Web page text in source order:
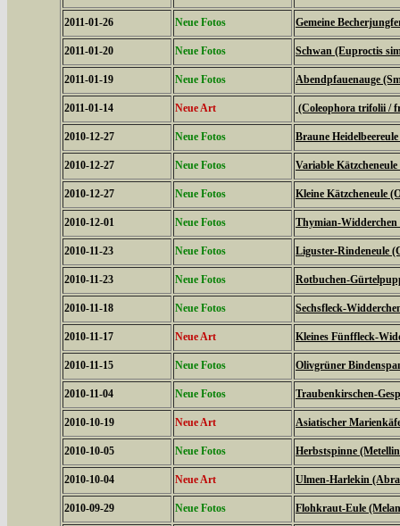
2011-01-26 Neue Fotos Gemeine
2011-01-20 Neue Fotos Schwan (Euproctis
2011-01-19 Neue Fotos Abendpfauenauge
2011-01-14 Neue Art (Coleophora trifolii /
2010-12-27 Neue Fotos Braune
2010-12-27 Neue Fotos Variable
2010-12-27 Neue Fotos Kleine Kätzcheneule
2010-12-01 Neue Fotos Thymian-
2010-11-23 Neue Fotos Liguster-Rindeneule
2010-11-23 Neue Fotos Rotbuchen-
2010-11-18 Neue Fotos Sechsfleck-
2010-11-17 Neue Art Kleines Fünffleck-
2010-11-15 Neue Fotos Olivgrüner
2010-11-04 Neue Fotos Traubenkirschen-
2010-10-19 Neue Art Asiatischer
2010-10-05 Neue Fotos Herbstspinne
2010-10-04 Neue Art Ulmen-Harlekin
2010-09-29 Neue Fotos Flohkraut-Eule